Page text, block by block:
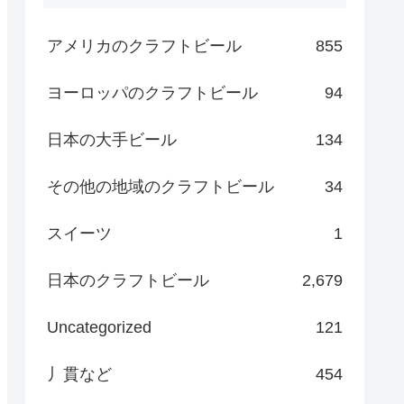
アメリカのクラフトビール 855
ヨーロッパのクラフトビール 94
日本の大手ビール 134
その他の地域のクラフトビール 34
スイーツ 1
日本のクラフトビール 2,679
Uncategorized 121
丿貫など 454